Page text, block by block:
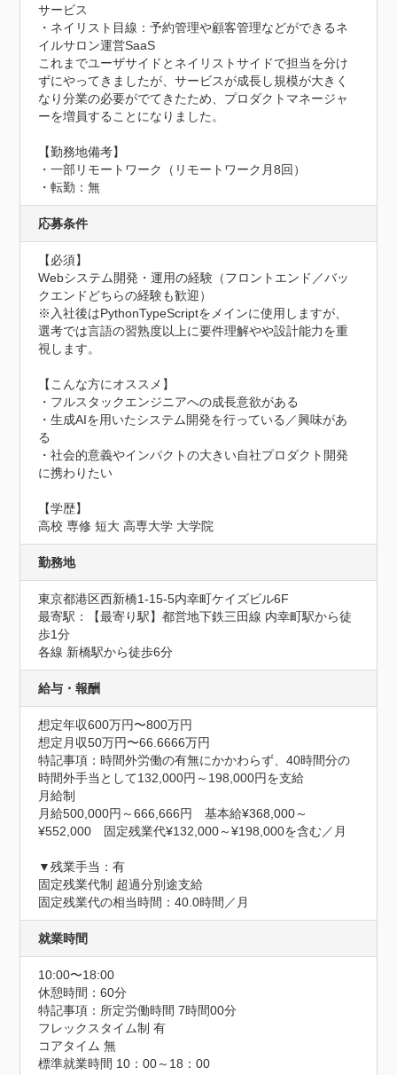
サービス
・ネイリスト目線：予約管理や顧客管理などができるネ
イルサロン運営SaaS
これまでユーザサイドとネイリストサイドで担当を分け
ずにやってきましたが、サービスが成長し規模が大きく
なり分業の必要がでてきたため、プロダクトマネージャ
ーを増員することになりました。
【勤務地備考】
・一部リモートワーク（リモートワーク月8回）
・転勤：無
応募条件
【必須】
Webシステム開発・運用の経験（フロントエンド／バッ
クエンドどちらの経験も歓迎）
※入社後はPythonTypeScriptをメインに使用しますが、
選考では言語の習熟度以上に要件理解やや設計能力を重
視します。
【こんな方にオススメ】
・フルスタックエンジニアへの成長意欲がある
・生成AIを用いたシステム開発を行っている／興味があ
る
・社会的意義やインパクトの大きい自社プロダクト開発
に携わりたい
【学歴】
高校 専修 短大 高専大学 大学院
勤務地
東京都港区西新橋1-15-5内幸町ケイズビル6F
最寄駅：【最寄り駅】都営地下鉄三田線 内幸町駅から徒
歩1分
各線 新橋駅から徒歩6分
給与・報酬
想定年収600万円〜800万円
想定月収50万円〜66.6666万円
特記事項：時間外労働の有無にかかわらず、40時間分の
時間外手当として132,000円～198,000円を支給
月給制
月給500,000円～666,666円　基本給¥368,000～
¥552,000　固定残業代¥132,000～¥198,000を含む／月
▼残業手当：有
固定残業代制 超過分別途支給
固定残業代の相当時間：40.0時間／月
就業時間
10:00〜18:00
休憩時間：60分
特記事項：所定労働時間 7時間00分
フレックスタイム制 有
コアタイム 無
標準就業時間 10：00～18：00